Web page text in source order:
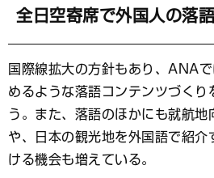
全日空寄席で外国人の落
国際線拡大の方針もあり、ANA
めるような落語コンテンツづくり
う。また、落語のほかにも就航地
や、日本の観光地を外国語で紹介
ける機会も増えている。